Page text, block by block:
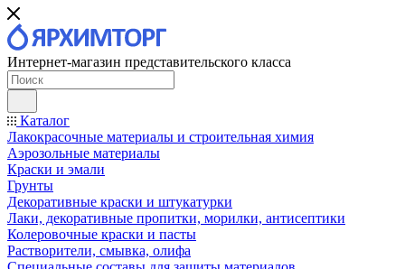
Интернет-магазин представительского класса
Каталог
Лакокрасочные материалы и строительная химия
Аэрозольные материалы
Краски и эмали
Грунты
Декоративные краски и штукатурки
Лаки, декоративные пропитки, морилки, антисептики
Колеровочные краски и пасты
Растворители, смывка, олифа